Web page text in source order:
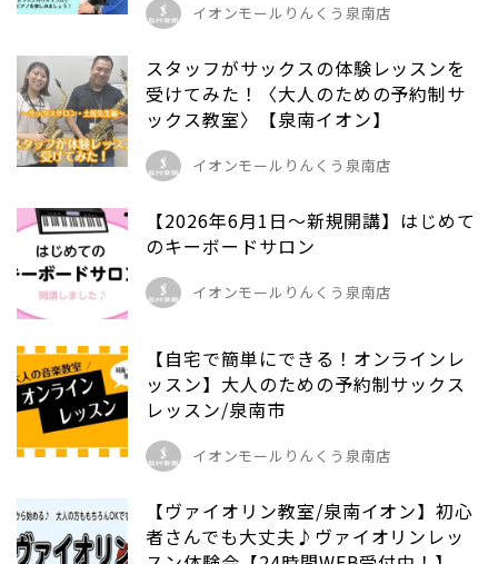
イオンモールりんくう泉南店
スタッフがサックスの体験レッスンを
受けてみた！〈大人のための予約制サ
ックス教室〉【泉南イオン】
イオンモールりんくう泉南店
【2026年6月1日～新規開講】はじめて
のキーボードサロン
イオンモールりんくう泉南店
【自宅で簡単にできる！オンラインレ
ッスン】大人のための予約制サックス
レッスン/泉南市
イオンモールりんくう泉南店
【ヴァイオリン教室/泉南イオン】初心
者さんでも大丈夫♪ヴァイオリンレッ